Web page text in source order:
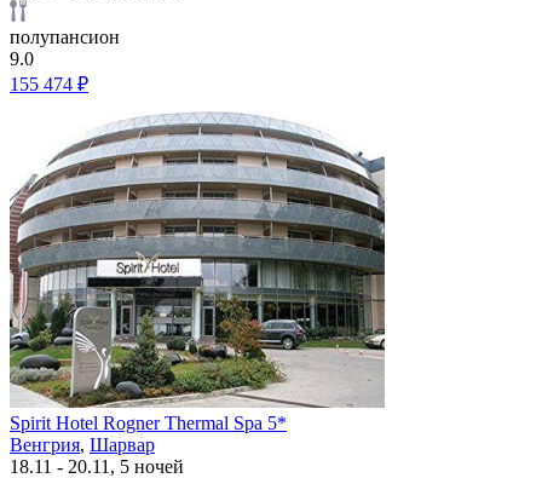
полупансион
9.0
155 474 ₽
Spirit Hotel Rogner Thermal Spa 5*
Венгрия, Шарвар
18.11 - 20.11, 5 ночей